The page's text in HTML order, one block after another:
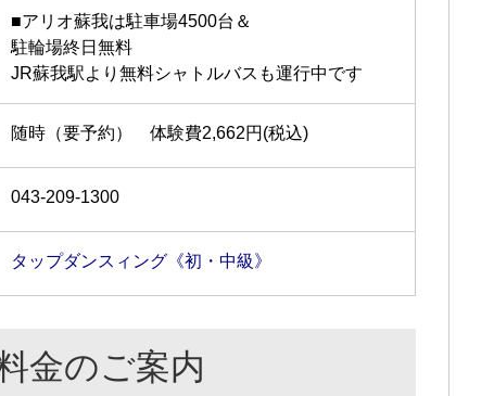
■アリオ蘇我は駐車場4500台＆
駐輪場終日無料
JR蘇我駅より無料シャトルバスも運行中です
随時（要予約） 体験費2,662円(税込)
043-209-1300
タップダンスィング《初・中級》
金のご案内